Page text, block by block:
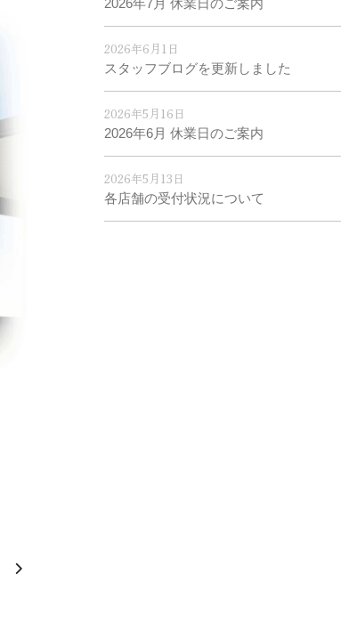
2026年7月 休業日のご案内
2026年6月1日
スタッフブログを更新しました
2026年5月16日
2026年6月 休業日のご案内
2026年5月13日
各店舗の受付状況について